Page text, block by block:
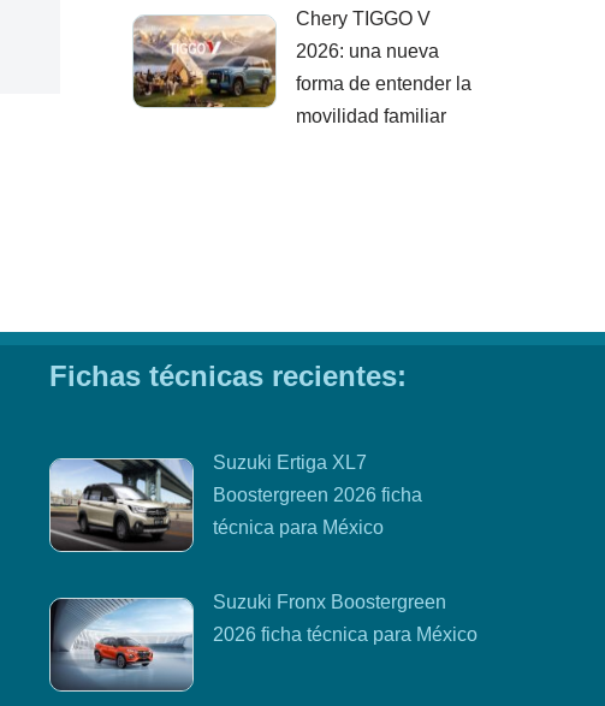
Chery TIGGO V
2026: una nueva
forma de entender la
movilidad familiar
Fichas técnicas recientes:
Suzuki Ertiga XL7
Boostergreen 2026 ficha
técnica para México
Suzuki Fronx Boostergreen
2026 ficha técnica para México